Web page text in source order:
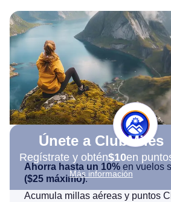
Únete a ClubMiles
Regístrate y obtén$10en
Más información
Ahorra hasta un 10% en vuelos
($25 máximo).
Acumula millas aéreas y puntos